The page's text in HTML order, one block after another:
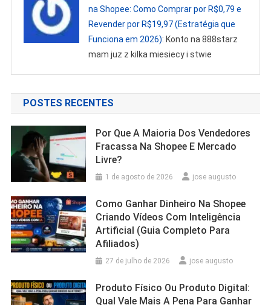
na Shopee: Como Comprar por R$0,79 e
Revender por R$19,97 (Estratégia que
Funciona em 2026): Konto na 888starz
mam juz z kilka miesiecy i stwie
POSTES RECENTES
Por Que A Maioria Dos Vendedores
Fracassa Na Shopee E Mercado
Livre?
1 de agosto de 2026 jose augusto
Como Ganhar Dinheiro Na Shopee
Criando Vídeos Com Inteligência
Artificial (Guia Completo Para
Afiliados)
27 de julho de 2026 jose augusto
Produto Físico Ou Produto Digital:
Qual Vale Mais A Pena Para Ganhar